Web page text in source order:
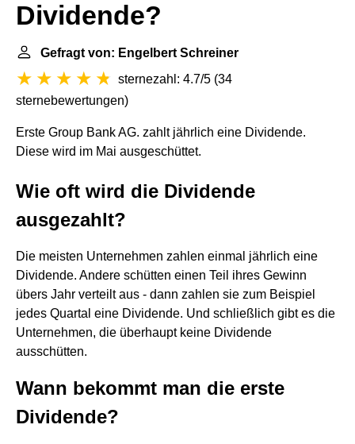
Dividende?
Gefragt von: Engelbert Schreiner
sternezahl: 4.7/5 (34
sternebewertungen)
Erste Group Bank AG. zahlt jährlich eine Dividende.
Diese wird im Mai ausgeschüttet.
Wie oft wird die Dividende
ausgezahlt?
Die meisten Unternehmen zahlen einmal jährlich eine
Dividende. Andere schütten einen Teil ihres Gewinn
übers Jahr verteilt aus - dann zahlen sie zum Beispiel
jedes Quartal eine Dividende. Und schließlich gibt es die
Unternehmen, die überhaupt keine Dividende
ausschütten.
Wann bekommt man die erste
Dividende?